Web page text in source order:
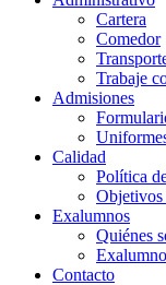
Cartera
Comedor
Trabaje
Admisiones
Calidad
Política
Objetivos
Exalumnos
Quiénes
Contacto